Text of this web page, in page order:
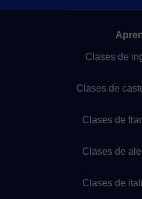
Clases de
Clases de
Clases de
Clases de
Clases de